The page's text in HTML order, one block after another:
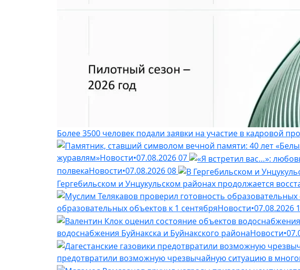
Более 3500 человек подали заявки на участие в кадровой
журавлям»Новости•07.08.202607
полвекаНовости•07.08.202608
Гергебильском и Унцукульском районах продолжается
образовательных объектов к 1 сентябряНовости•07.08.2026
водоснабжения Буйнакска и Буйнакского районаНовости•
предотвратили возможную чрезвычайную ситуацию в